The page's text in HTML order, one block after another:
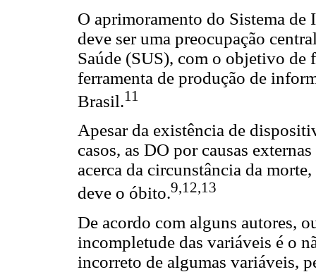
O aprimoramento do Sistema
deve ser uma preocupação
Saúde (SUS), com o objetivo
ferramenta de produção de
Brasil.11
Apesar da existência de
casos, as DO por causas
acerca da circunstância da
deve o óbito.9,12,13
De acordo com alguns autores,
incompletude das variáveis é o
incorreto de algumas variáveis,